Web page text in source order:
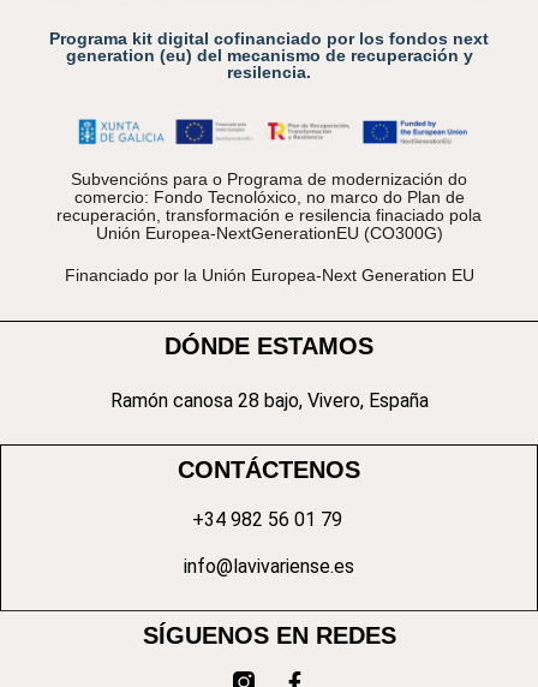
Programa kit digital cofinanciado por los fondos next
generation (eu) del mecanismo de recuperación y
resilencia.
Subvencións para o Programa de modernización do
comercio: Fondo Tecnolóxico, no marco do Plan de
recuperación, transformación e resilencia finaciado pola
Unión Europea-NextGenerationEU (CO300G)
Financiado por la Unión Europea-Next Generation EU
DÓNDE ESTAMOS
Ramón canosa 28 bajo, Vivero, España
CONTÁCTENOS
+34 982 56 01 79
info@lavivariense.es
SÍGUENOS EN REDES